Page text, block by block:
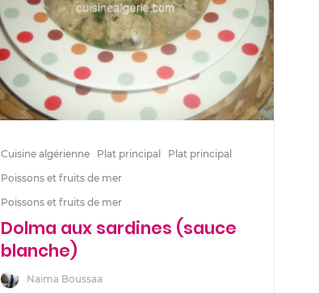
Cuisine algérienne Plat principal
Plat principal
Poissons et fruits de mer
Poissons et fruits de mer
Dolma aux sardines (sauce
blanche)
Naima Boussaa